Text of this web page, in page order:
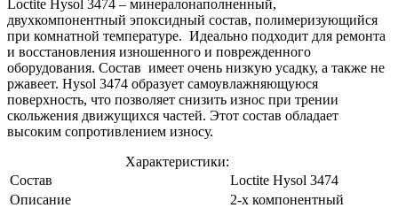
Loctite Hysol 3474 – минералонаполненный,
двухкомпонентный эпоксидный состав, полимеризующийся
при комнатной температуре. Идеально подходит для ремонта
и восстановления изношенного и поврежденного
оборудования. Состав имеет очень низкую усадку, а также не
ржавеет. Hysol 3474 образует самоувлажняющуюся
поверхность, что позволяет снизить износ при трении
скольжения движущихся частей. Этот состав обладает
высоким сопротивлением износу.
Характеристики:
Состав
Loctite Hysol 3474
Описание
2-х компонентный